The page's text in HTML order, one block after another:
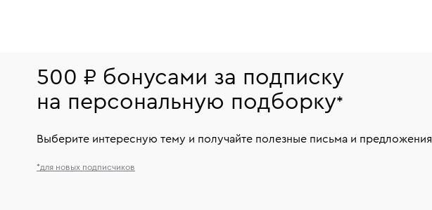
500 ₽ бонусами за подписку
на персональную подборку*
Выберите интересную тему и получайте полезные письма и предложения
*для новых подписчиков